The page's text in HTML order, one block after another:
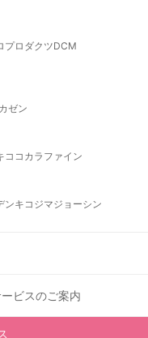
プロダクツDCM
ゼン
ココカラファイン
ンキ コジマジョーシン
ビスのご案内